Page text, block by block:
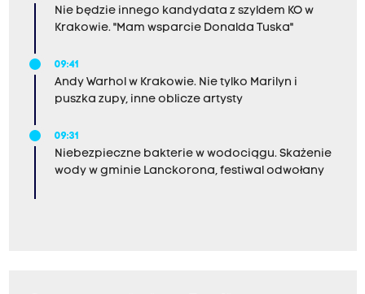
Nie będzie innego kandydata z szyldem KO w
Krakowie. "Mam wsparcie Donalda Tuska"
09:41
Andy Warhol w Krakowie. Nie tylko Marilyn i
puszka zupy, inne oblicze artysty
09:31
Niebezpieczne bakterie w wodociągu. Skażenie
wody w gminie Lanckorona, festiwal odwołany